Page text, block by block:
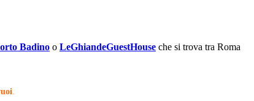
Badino o LeGhiandeGuestHouse che si trova tra Roma
.